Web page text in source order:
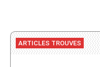
ARTICLES TROUVES